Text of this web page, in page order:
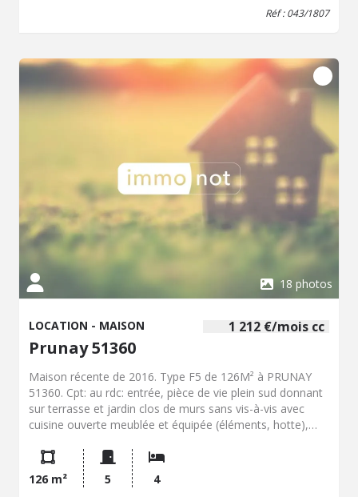
Réf : 043/1807
18 photos
1 212 €/mois cc
LOCATION - MAISON
Prunay 51360
Maison récente de 2016. Type F5 de 126M² à PRUNAY
51360. Cpt: au rdc: entrée, pièce de vie plein sud donnant
sur terrasse et jardin clos de murs sans vis-à-vis avec
cuisine ouverte meublée et équipée (éléments, hotte),
douche attenante, WC. A l'étage: palier, rangement, 3
chambres dont une avec terrasse, salle de bains, WC.
Parking. Chauffage individuel électrique. Jardin.
126 m² 5 4